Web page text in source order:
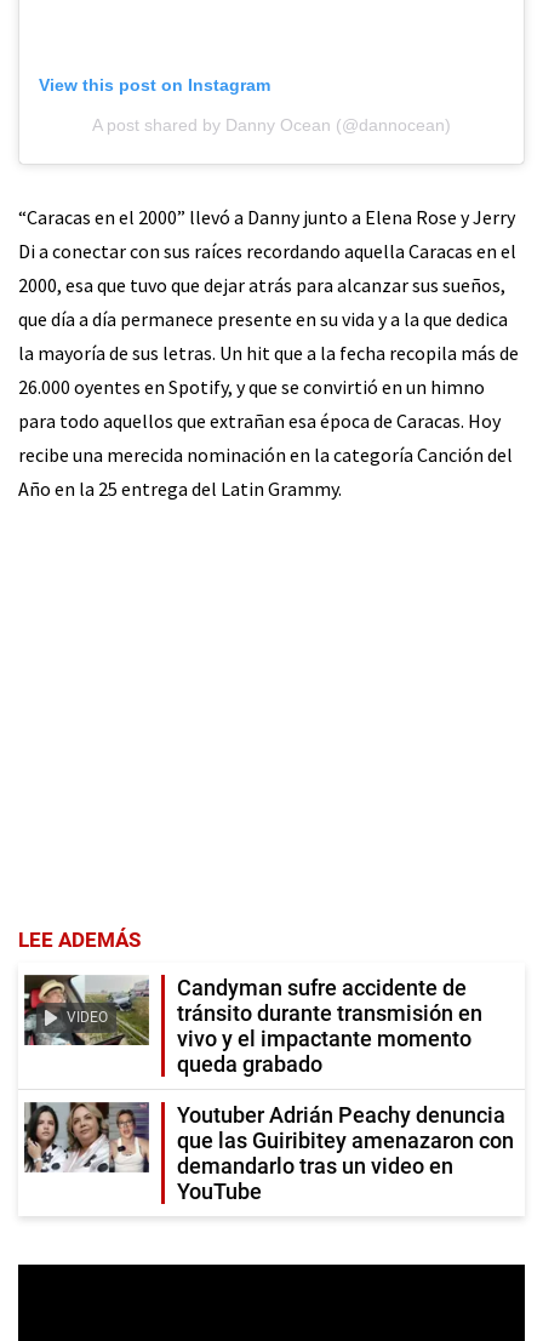
View this post on Instagram
A post shared by Danny Ocean (@dannocean)
“Caracas en el 2000” llevó a Danny junto a Elena Rose y Jerry
Di a conectar con sus raíces recordando aquella Caracas en el
2000, esa que tuvo que dejar atrás para alcanzar sus sueños,
que día a día permanece presente en su vida y a la que dedica
la mayoría de sus letras. Un hit que a la fecha recopila más de
26.000 oyentes en Spotify, y que se convirtió en un himno
para todo aquellos que extrañan esa época de Caracas. Hoy
recibe una merecida nominación en la categoría Canción del
Año en la 25 entrega del Latin Grammy.
LEE ADEMÁS
VIDEO
Candyman sufre accidente de
tránsito durante transmisión en
vivo y el impactante momento
queda grabado
Youtuber Adrián Peachy denuncia
que las Guiribitey amenazaron con
demandarlo tras un video en
YouTube